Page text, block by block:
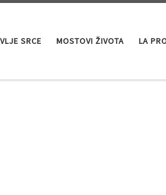
SRCE MOSTOVI ŽIVOTA LA